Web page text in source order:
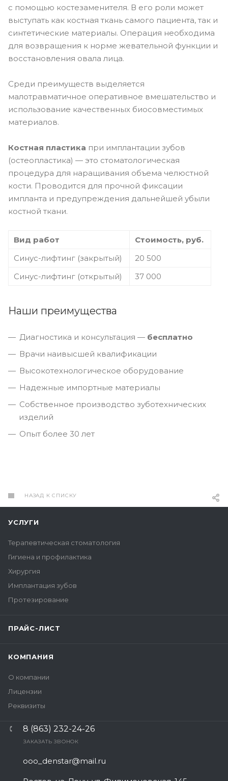
с помощью костезаменителя. В его роли может
выступать как костная ткань самого пациента, так и
синтетические материалы. Операция необходима
для возвращения к норме жевательной функции и
восстановления овала лица.
Среди преимуществ выделяется
малотравматичное оперативное вмешательство и
использование качественных биосовместимых
материалов.
Костная пластика при имплантации зубов
(остеопластика) — это стоматологическая
процедура для наращивания объема челюстной
кости. Проводится для прочной фиксации
импланта и предупреждения дальнейшей убыли
костной ткани.
Вид работ
Стоимость, руб.
Синус-лифтинг (закрытый)
20 500
Синус-лифтинг (открытый)
37 000
Наши преимущества
Диагностика и консультация — бесплатно
Врачи наивысшей квалификации
Высокотехнологическое оборудование
Надежные импортные материалы
Собственное производство зуботехнических
изделий
Опыт более 30 лет
НАЗАД К СПИСКУ
УСЛУГИ
Терапевтическая стоматология
Гигиена и профилактика
Хирургия
Имплантация зубов
Протезирование
ПРАЙС-ЛИСТ
КОМПАНИЯ
О компании
Лицензии
Реквизиты
8 (863) 232-24-26
ЗАКАЗАТЬ ЗВОНОК
ooo_denstar@mail.ru